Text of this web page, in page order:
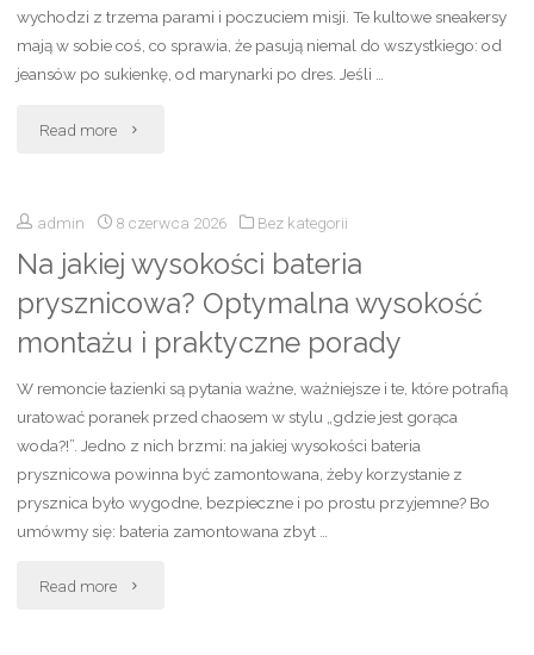
nuru"
Stylizować?"
wychodzi z trzema parami i poczuciem misji. Te kultowe sneakersy
mają w sobie coś, co sprawia, że pasują niemal do wszystkiego: od
jeansów po sukienkę, od marynarki po dres. Jeśli …
Read more "Adidas
stylizacje
jak
kultowe
Inspiracje,
admin 8 czerwca 2026 Bez kategorii
Na jakiej wysokości bateria
prysznicowa? Optymalna wysokość
montażu i praktyczne porady
W remoncie łazienki są pytania ważne, ważniejsze i te, które potrafią
uratować poranek przed chaosem w stylu „gdzie jest gorąca
woda?!”. Jedno z nich brzmi: na jakiej wysokości bateria
prysznicowa powinna być zamontowana, żeby korzystanie z
prysznica było wygodne, bezpieczne i po prostu przyjemne? Bo
umówmy się: bateria zamontowana zbyt …
Read more "Na